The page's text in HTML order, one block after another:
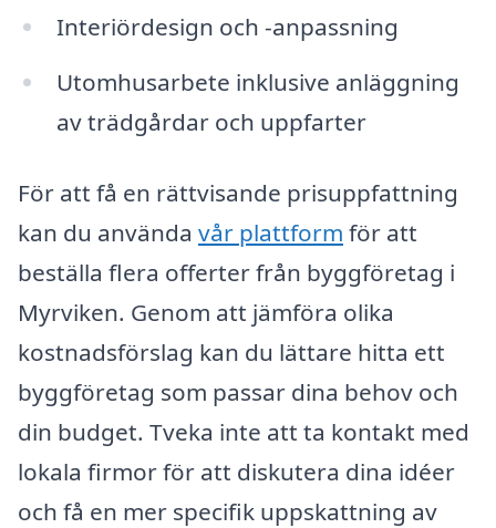
Interiördesign och -anpassning
Utomhusarbete inklusive anläggning
av trädgårdar och uppfarter
För att få en rättvisande prisuppfattning
kan du använda vår plattform för att
beställa flera offerter från byggföretag i
Myrviken. Genom att jämföra olika
kostnadsförslag kan du lättare hitta ett
byggföretag som passar dina behov och
din budget. Tveka inte att ta kontakt med
lokala firmor för att diskutera dina idéer
och få en mer specifik uppskattning av